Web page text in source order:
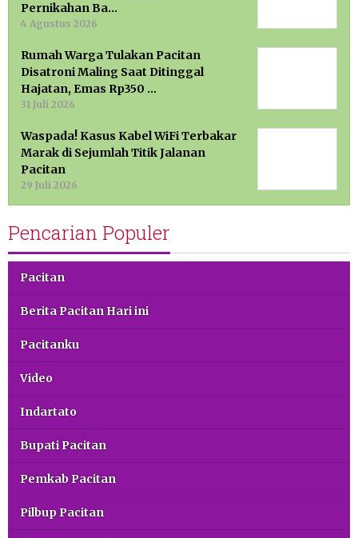
Pernikahan Ba…
4 Agustus 2026
Rumah Warga Tulakan Pacitan
Disatroni Maling Saat Ditinggal
Hajatan, Emas Rp350 …
31 Juli 2026
Waspada! Kasus Kabel WiFi Terbakar
Marak di Sejumlah Titik Jalanan
Pacitan
29 Juli 2026
Pencarian Populer
Pacitan
Berita Pacitan Hari ini
Pacitanku
Video
Indartato
Bupati Pacitan
Pemkab Pacitan
Pilbup Pacitan